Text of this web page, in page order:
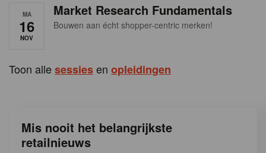
MA
16
NOV
Market Research Fundamentals
Bouwen aan écht shopper-centric merken!
Toon allesessiesen opleidingen
Mis nooit het belangrijkste
retailnieuws